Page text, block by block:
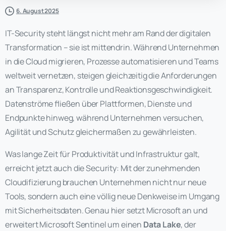
6. August 2025
IT-Security steht längst nicht mehr am Rand der digitalen
Transformation – sie ist mittendrin. Während Unternehmen
in die Cloud migrieren, Prozesse automatisieren und Teams
weltweit vernetzen, steigen gleichzeitig die Anforderungen
an Transparenz, Kontrolle und Reaktionsgeschwindigkeit.
Datenströme fließen über Plattformen, Dienste und
Endpunkte hinweg, während Unternehmen versuchen,
Agilität und Schutz gleichermaßen zu gewährleisten.
Was lange Zeit für Produktivität und Infrastruktur galt,
erreicht jetzt auch die Security: Mit der zunehmenden
Cloudifizierung brauchen Unternehmen nicht nur neue
Tools, sondern auch eine völlig neue Denkweise im Umgang
mit Sicherheitsdaten. Genau hier setzt Microsoft an und
erweitert Microsoft Sentinel um einen Data Lake, der